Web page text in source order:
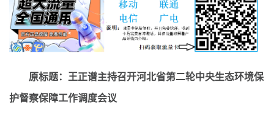
原标题：王正谱主持召开河北省第二轮中央生态环境保
护督察保障工作调度会议